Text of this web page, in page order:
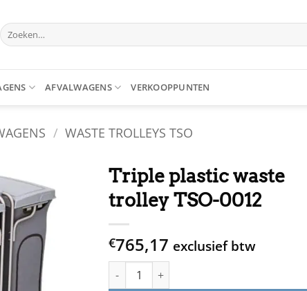
Zoeken
naar:
AFVALWAGENS VERKOOPPUNTEN
/ WASTE TROLLEYS TSO
Triple plastic waste
trolley TSO-0012
€765,17 exclusief btw
Triple plastic waste trolley TSO-0012 aantal